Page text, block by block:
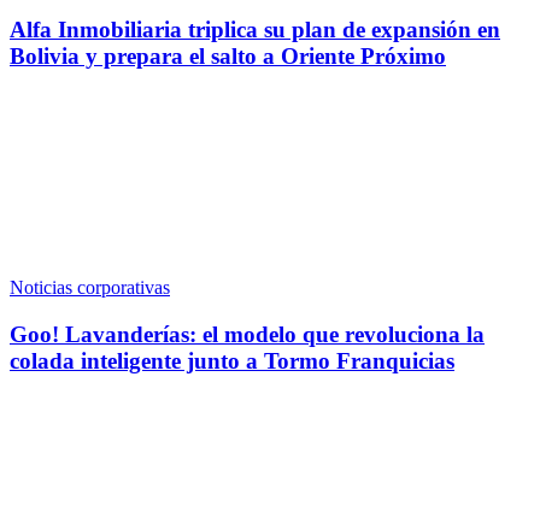
Alfa Inmobiliaria triplica su plan de expansión en
Bolivia y prepara el salto a Oriente Próximo
Noticias corporativas
Goo! Lavanderías: el modelo que revoluciona la
colada inteligente junto a Tormo Franquicias